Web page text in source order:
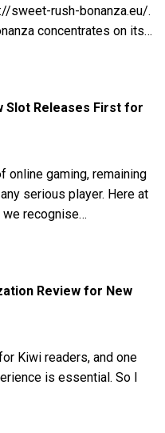
sweet-rush-bonanza.eu/.
concentrates on its…
Slot Releases First for
online gaming, remaining
serious player. Here at
we recognise…
Review for New
Kiwi readers, and one
is essential. So I